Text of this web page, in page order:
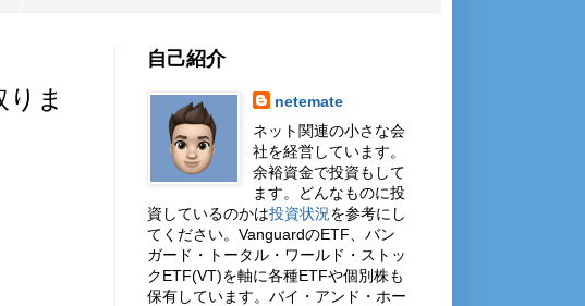
ま
自己紹介
netemate
ネット関連の小さな会
社を経営しています。
余裕資金で投資もして
ます。どんなものに投
資しているのかは投資状況を参考にし
てください。VanguardのETF、バン
ガード・トータル・ワールド・ストッ
クETF(VT)を軸に各種ETFや個別株も
保有しています。バイ・アンド・ホー